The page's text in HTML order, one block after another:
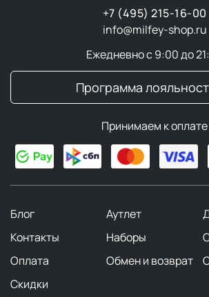
+7 (495) 215-16-00
info@milfey-shop.ru
Ежедневно с 9:00 до
Программа
Принимаем к оплате
Блог Аутлет
Контакты
Наборы
Оплата
Обмен и возврат
Скидки